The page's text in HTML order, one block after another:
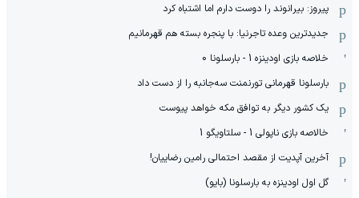
پیروز: بیرانوند را دوست دارم اما اشتباه کرد
جدیدترین وعده تاجرنیا: با پنجره بسته هم قهرمانیم
خلاصه بازی اودینزه 1 - بارسلونا 0
بارسلونا قهرمانی تورنمنت سه‌جانبه را از دست داد
یک کشور دیگر به توافق مکه خواهد پیوست
خالاصه بازی ناپولی 1 - سلتاویگو 1
آخرین آپدیت از مقصد احتمالی رامین رضاییان!
گل اول اودینزه به بارسلونا (بایو)